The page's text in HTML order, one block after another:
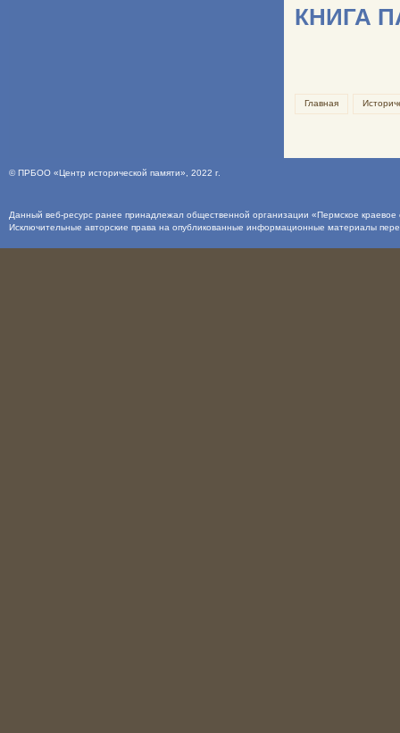
КНИГА
Главная
©ПРБОО «Центр исторической памяти» , 2022 г.
Данный веб-ресурс ранее принадлежал общественной организации «Пермское
Исключительные авторские права на опубликованные информационные материалы